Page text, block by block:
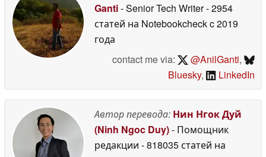
Ganti- Senior Tech Writer- 2954
статей на Notebookcheckc 2019
года
contact me via:
@AnilGanti,
Bluesky, LinkedIn
Автор перевода: Нин Нгок Дуй
(Ninh Ngoc Duy)- Помощник
редакции - 818035 статей на